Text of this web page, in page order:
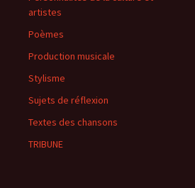
artistes
Poèmes
Production musicale
Stylisme
Sujets de réflexion
Textes des chansons
TRIBUNE